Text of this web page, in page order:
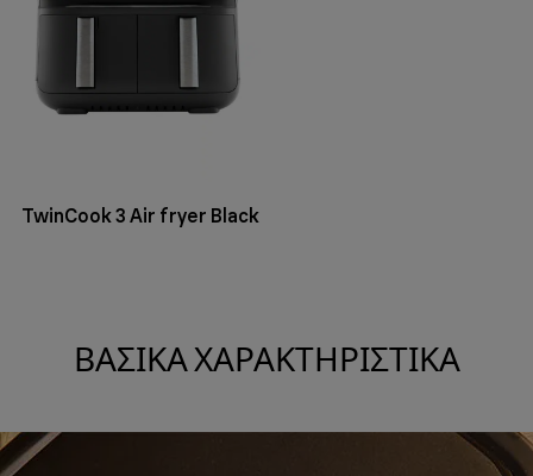
TwinCook 3 Air fryer Black
ΒΑΣΙΚΆ ΧΑΡΑΚΤΗΡΙΣΤΙΚΆ